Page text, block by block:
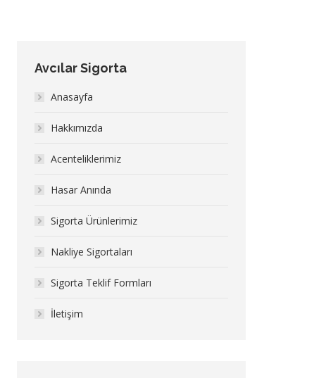
Avcılar Sigorta
Anasayfa
Hakkımızda
Acenteliklerimiz
Hasar Anında
Sigorta Ürünlerimiz
Nakliye Sigortaları
Sigorta Teklif Formları
İletişim